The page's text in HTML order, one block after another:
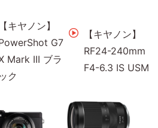
【キヤノン】
G7
Mark III ブラ
ック
【キヤノン】
RF24-240mm
F4-6.3 IS USM